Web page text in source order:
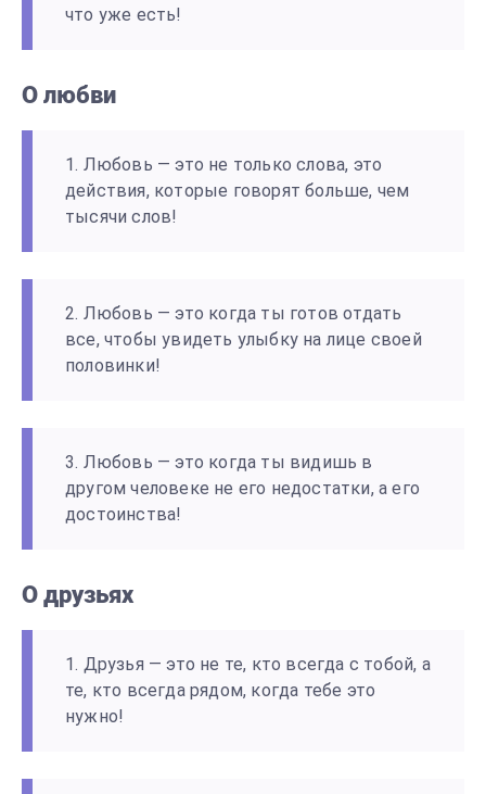
что уже есть!
О любви
1. Любовь — это не только слова, это
действия, которые говорят больше, чем
тысячи слов!
2. Любовь — это когда ты готов отдать
все, чтобы увидеть улыбку на лице своей
половинки!
3. Любовь — это когда ты видишь в
другом человеке не его недостатки, а его
достоинства!
О друзьях
1. Друзья — это не те, кто всегда с тобой, а
те, кто всегда рядом, когда тебе это
нужно!